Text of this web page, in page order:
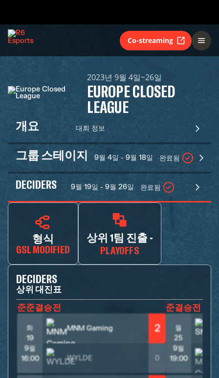
Co-streaming
2023년 9월 4일~26일
EUROPE CLOSED
LEAGUE
개요 대회 정보
그룹 스테이지 9월 4일 - 9월 18일 완료됨
DECIDERS 9월 19일 - 9월 26일 완료됨
형식
GSL MODIFIED
상위 1팀 진출 -
PLAYOFFS
DECIDERS
상위 대진표
준준결승전
화
19
9월
16:00
MNM Gaming 2
WYLDE 0
준결승전
월
25
9월
19:00